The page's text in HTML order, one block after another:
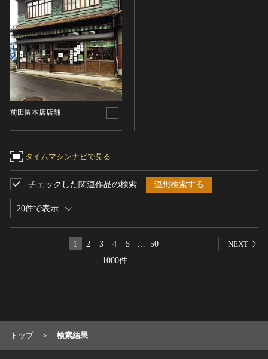
前田園本店店舗
タイムマシンナビで見る
20件で表示
チェックした関連作品の検索 連想検索する
1000件
1 2 3 4 5 50 NEXT
社寺跡又は旧境内
城跡
集落跡
その他
名勝
庭園
その他
天然記念物
動物
植物
天然保護区域
港町
農・山村集落
トップ 検索結果